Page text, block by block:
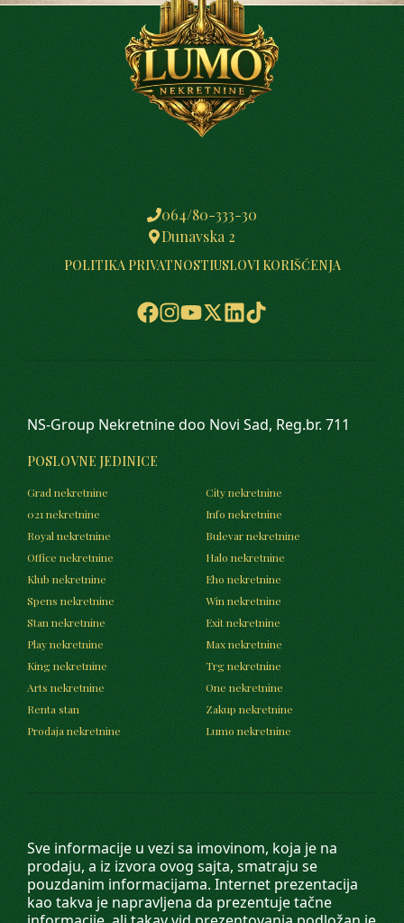
064/80-333-30
Dunavska 2
POLITIKA PRIVATNOSTIUSLOVI KORIŠĆENJA
Sve informacije u vezi sa imovinom, koja je na
prodaju, a iz izvora ovog sajta, smatraju se
pouzdanim informacijama. Internet prezentacija
kao takva je napravljena da prezentuje tačne
NS-Group Nekretnine doo Novi Sad, Reg.br. 711
POSLOVNE JEDINICE
Grad nekretnine
City nekretnine
021 nekretnine
Info nekretnine
Royal nekretnine
Bulevar nekretnine
Office nekretnine
Halo nekretnine
Klub nekretnine
Eho nekretnine
Spens nekretnine
Win nekretnine
Stan nekretnine
Exit nekretnine
Play nekretnine
Max nekretnine
King nekretnine
Trg nekretnine
Arts nekretnine
One nekretnine
Renta stan
Zakup nekretnine
Prodaja nekretnine
Lumo nekretnine